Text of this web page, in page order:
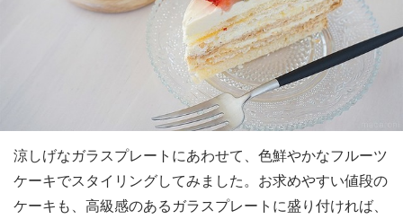
涼しげなガラスプレートにあわせて、色鮮やかなフルーツ
ケーキでスタイリングしてみました。お求めやすい値段の
ケーキも、高級感のあるガラスプレートに盛り付ければ、